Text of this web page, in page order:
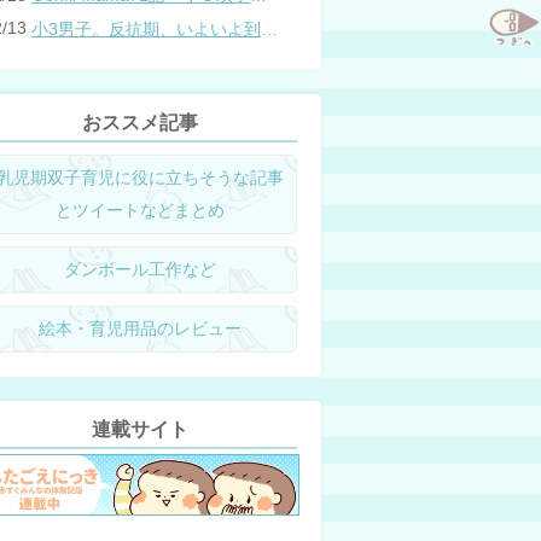
13
おススメ記事
児期双子育児に役に立ちそうな記事
とツイートなどまとめ
ダンボール工作など
絵本・育児用品のレビュー
連載サイト